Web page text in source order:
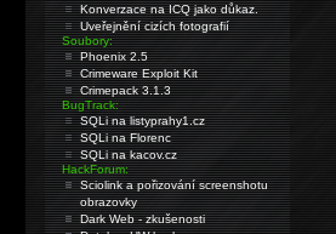
Konverzace na ICQ jako důkaz.
Uveřejnění cizích fotografií
Soubory:
Phoenix 2.5
Crimeware Exploit Kit
Crimepack 3.1.3
BugTrack:
SQLi na listyprahy1.cz
SQLi na Florenc
SQLi na kacov.cz
HackForum:
Sciolink a pořizování screenshotu
obrazovky
Dark Web - zkušenosti